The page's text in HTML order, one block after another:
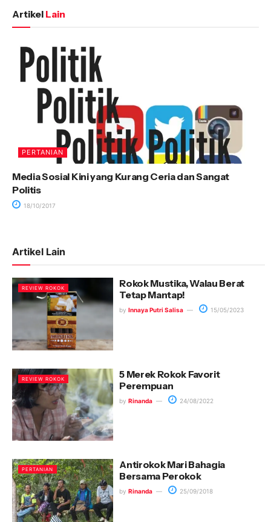
Artikel Lain
PERTANIAN
Media Sosial Kini yang Kurang Ceria dan Sangat
Politis
18/10/2017
Artikel Lain
REVIEW ROKOK
Rokok Mustika, Walau Berat
Tetap Mantap!
by Innaya Putri Salisa 15/05/2023
REVIEW ROKOK
5 Merek Rokok Favorit
Perempuan
by Rinanda 24/08/2022
PERTANIAN
Antirokok Mari Bahagia
Bersama Perokok
by Rinanda 25/09/2018